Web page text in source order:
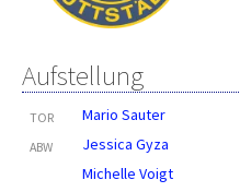
Aufstellung
TOR Mario Sauter
ABW
Jessica Gyza
Michelle Voigt